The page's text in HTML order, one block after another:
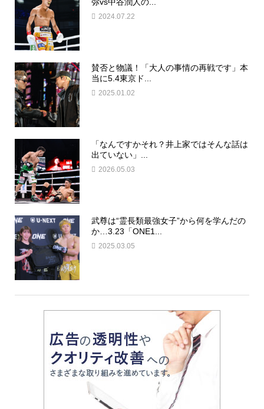
弥vs中谷潤人の...
2024.07.22
賛否と物議！「大人の事情の再戦です」本
当に5.4東京ド...
2025.01.02
「なんですかそれ？井上家ではそんな話は
出ていない」...
2026.05.03
武尊は“霊長類最強女子”から何を学んだの
か…3.23「ONE1...
2025.03.05